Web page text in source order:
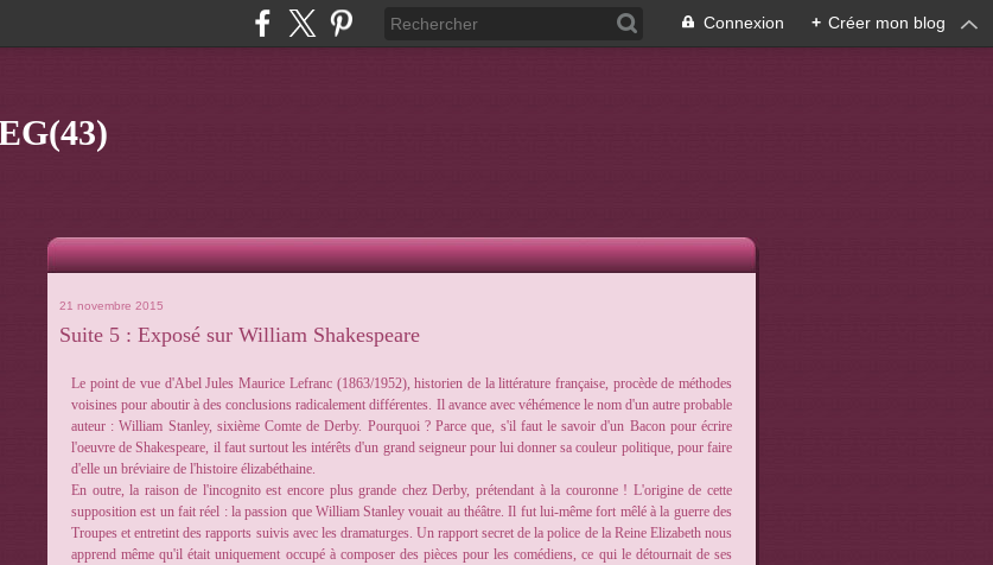
Connexion + Créer mon blog
21 novembre 2015
Suite 5 : Exposé sur William Shakespeare
Le point de vue d'Abel Jules Maurice Lefranc (1863/1952), historien de la littérature française, procède de méthodes
voisines pour aboutir à des conclusions radicalement différentes. Il avance avec véhémence le nom d'un autre probable
auteur : William Stanley, sixième Comte de Derby. Pourquoi ? Parce que, s'il faut le savoir d'un Bacon pour écrire
l'oeuvre de Shakespeare, il faut surtout les intérêts d'un grand seigneur pour lui donner sa couleur politique, pour faire
d'elle un bréviaire de l'histoire élizabéthaine.
En outre, la raison de l'incognito est encore plus grande chez Derby, prétendant à la couronne ! L'origine de cette
supposition est un fait réel : la passion que William Stanley vouait au théâtre. Il fut lui-même fort mêlé à la guerre des
Troupes et entretint des rapports suivis avec les dramaturges. Un rapport secret de la police de la Reine Elizabeth nous
apprend même qu'il était uniquement occupé à composer des pièces pour les comédiens, ce qui le détournait de ses